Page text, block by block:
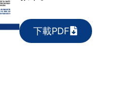
下載PDF